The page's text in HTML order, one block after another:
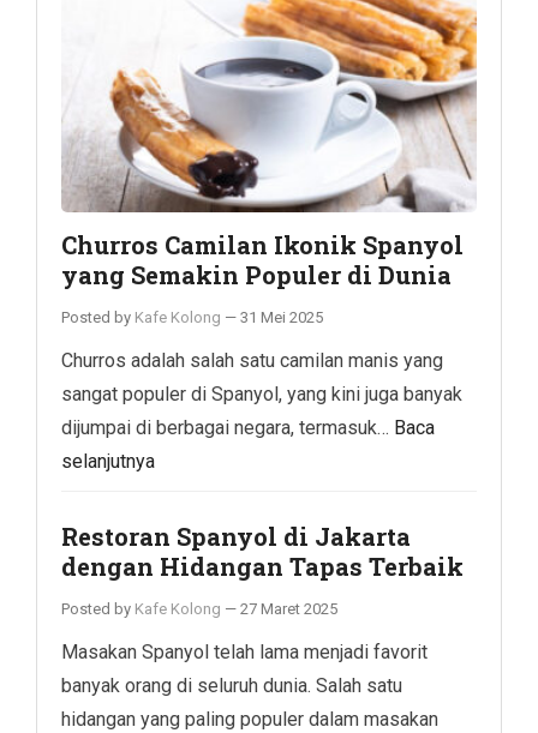
Churros Camilan Ikonik Spanyol
yang Semakin Populer di Dunia
Posted by Kafe Kolong — 31 Mei 2025
Churros adalah salah satu camilan manis yang
sangat populer di Spanyol, yang kini juga banyak
dijumpai di berbagai negara, termasuk… Baca
selanjutnya
Restoran Spanyol di Jakarta
dengan Hidangan Tapas Terbaik
Posted by Kafe Kolong — 27 Maret 2025
Masakan Spanyol telah lama menjadi favorit
banyak orang di seluruh dunia. Salah satu
hidangan yang paling populer dalam masakan